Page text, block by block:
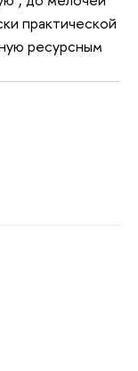
практической
ресурсным